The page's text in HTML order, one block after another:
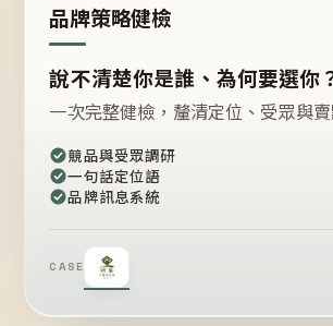
品牌策略健檢
說不清楚你是誰、為何要選你
一次完整健檢，釐清定位、受眾與賣
競品與受眾調研
一句話定位語
品牌訊息系統
CASE